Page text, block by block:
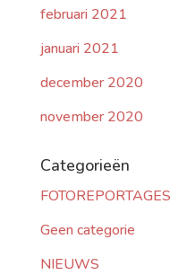
februari 2021
januari 2021
december 2020
november 2020
Categorieën
FOTOREPORTAGES
Geen categorie
NIEUWS